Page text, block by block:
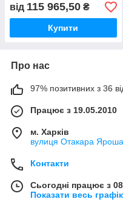
від 115 965,50 ₴
Купити
Про нас
97% позитивних з 36
Працює з 19.05.2010
м. Харків
вулиця Отакара
Контакти
Сьогодні працює з
Показати весь